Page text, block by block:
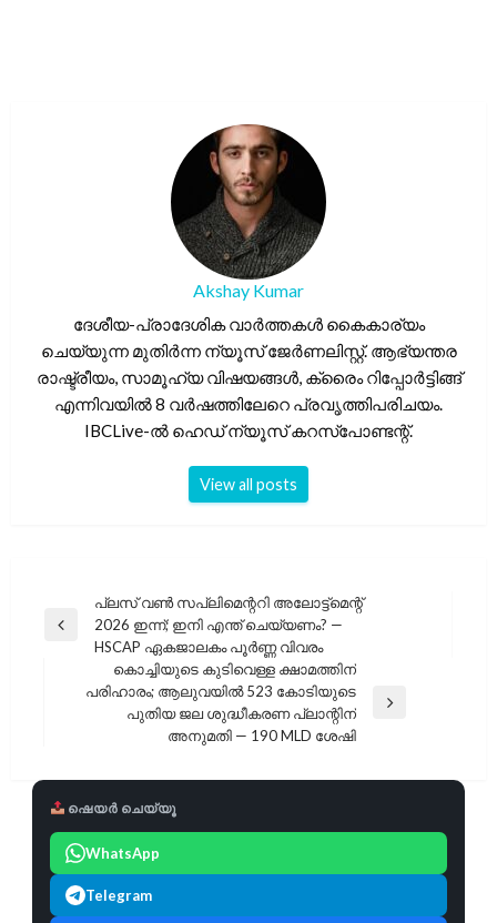
Akshay Kumar
ദേശീയ-പ്രാദേശിക വാർത്തകൾ കൈകാര്യം
ചെയ്യുന്ന മുതിർന്ന ന്യൂസ് ജേർണലിസ്റ്റ്. ആഭ്യന്തര
രാഷ്ട്രീയം, സാമൂഹ്യ വിഷയങ്ങൾ, ക്രൈം റിപ്പോർട്ടിങ്ങ്
എന്നിവയിൽ 8 വർഷത്തിലേറെ പ്രവൃത്തിപരിചയം.
IBCLive-ൽ ഹെഡ് ന്യൂസ് കറസ്പോണ്ടന്റ്.
View all posts
പോസ്റ്റുകളിലൂടെ
Previous
പ്ലസ് വൺ സപ്ലിമെന്ററി അലോട്ട്‌മെന്റ്
2026 ഇന്ന്; ഇനി എന്ത് ചെയ്യണം? —
HSCAP ഏകജാലകം പൂർണ്ണ വിവരം
കൊച്ചിയുടെ കുടിവെള്ള ക്ഷാമത്തിന്
പരിഹാരം; ആലുവയിൽ 523 കോടിയുടെ
പുതിയ ജല ശുദ്ധീകരണ പ്ലാന്റിന്
അനുമതി — 190 MLD ശേഷി
ഷെയർ ചെയ്യൂ
WhatsApp
Telegram